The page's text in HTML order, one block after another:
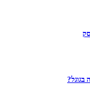
בגוגל?